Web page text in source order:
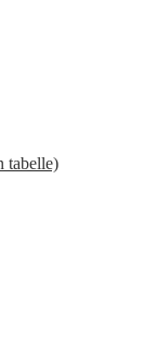
tabelle)